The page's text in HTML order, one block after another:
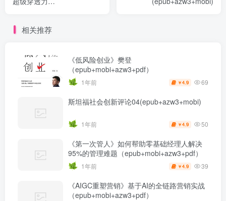
相关推荐
《低风险创业》樊登
（epub+mobi+azw3+pdf）
1年前 ￥4.9 69
斯坦福社会创新评论04(epub+azw3+mobi)
1年前 ￥4.9 50
《第一次管人》如何帮助零基础经理人解决
95%的管理难题（epub+mobi+azw3+pdf）
1年前 ￥4.9 39
《AIGC重塑营销》基于AI的全链路营销实战
（epub+mobi+azw3+pdf）